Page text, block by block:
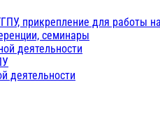
прикрепление для работы
семинары
деятельности
деятельности